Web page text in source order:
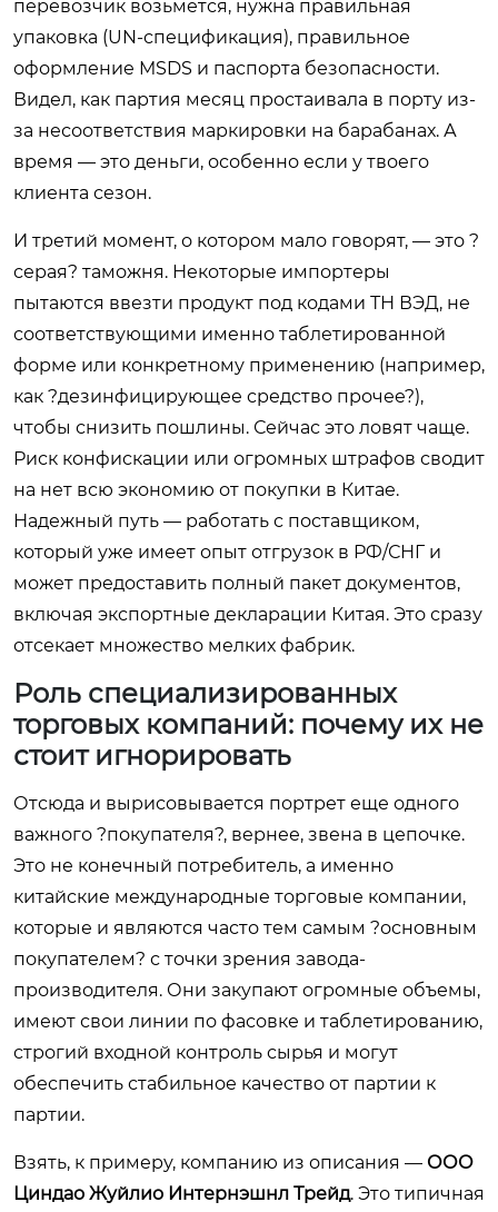
перевозчик возьмется, нужна правильная
упаковка (UN-спецификация), правильное
оформление MSDS и паспорта безопасности.
Видел, как партия месяц простаивала в порту из-
за несоответствия маркировки на барабанах. А
время — это деньги, особенно если у твоего
клиента сезон.
И третий момент, о котором мало говорят, — это ?
серая? таможня. Некоторые импортеры
пытаются ввезти продукт под кодами ТН ВЭД, не
соответствующими именно таблетированной
форме или конкретному применению (например,
как ?дезинфицирующее средство прочее?),
чтобы снизить пошлины. Сейчас это ловят чаще.
Риск конфискации или огромных штрафов сводит
на нет всю экономию от покупки в Китае.
Надежный путь — работать с поставщиком,
который уже имеет опыт отгрузок в РФ/СНГ и
может предоставить полный пакет документов,
включая экспортные декларации Китая. Это сразу
отсекает множество мелких фабрик.
Роль специализированных
торговых компаний: почему их не
стоит игнорировать
Отсюда и вырисовывается портрет еще одного
важного ?покупателя?, вернее, звена в цепочке.
Это не конечный потребитель, а именно
китайские международные торговые компании,
которые и являются часто тем самым ?основным
покупателем? с точки зрения завода-
производителя. Они закупают огромные объемы,
имеют свои линии по фасовке и таблетированию,
строгий входной контроль сырья и могут
обеспечить стабильное качество от партии к
партии.
Взять, к примеру, компанию из описания — ООО
Циндао Жуйлио Интернэшнл Трейд. Это типичная